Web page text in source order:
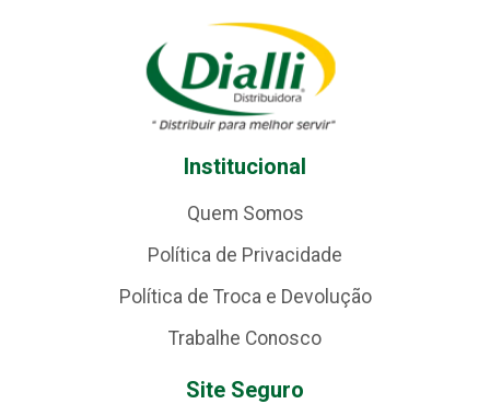
Institucional
Quem Somos
Política de Privacidade
Política de Troca e Devolução
Trabalhe Conosco
Site Seguro